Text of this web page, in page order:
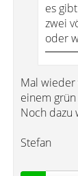
es
zwei
oder
Mal
einem grün
Noch dazu
Stefan